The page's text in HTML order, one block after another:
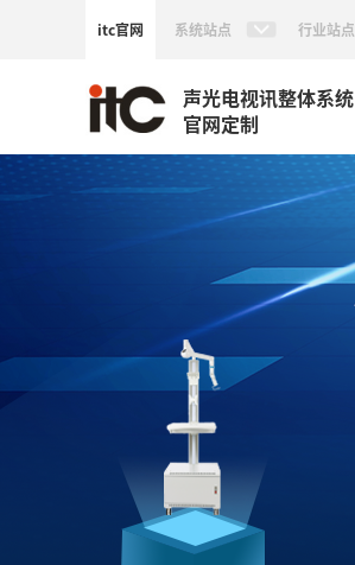
itc官网 系统站点 行业站点
声光电视讯整体系统
官网定制